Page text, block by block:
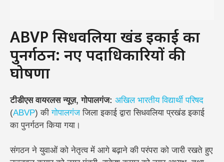
ABVP सिधवलिया प्रखंड इकाई का
पुनर्गठन: नए पदाधिकारियों की
घोषणा
टीडीएस वायरलस न्यूज़, गोपालगंज: अखिल भारतीय विद्यार्थी परिषद
(ABVP) कीगोपालगंजजिला इकाई द्वारा सिधवलिया प्रखंड इकाई
का पुनर्गठन किया गया।
संगठन ने युवाओं को नेतृत्व में आगे बढ़ाने की परंपरा को जारी रखते हुए